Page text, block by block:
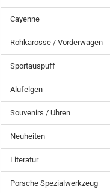
Cayenne
Rohkarosse / Vorderwagen
Sportauspuff
Alufelgen
Souvenirs / Uhren
Neuheiten
Literatur
Porsche Spezialwerkzeug